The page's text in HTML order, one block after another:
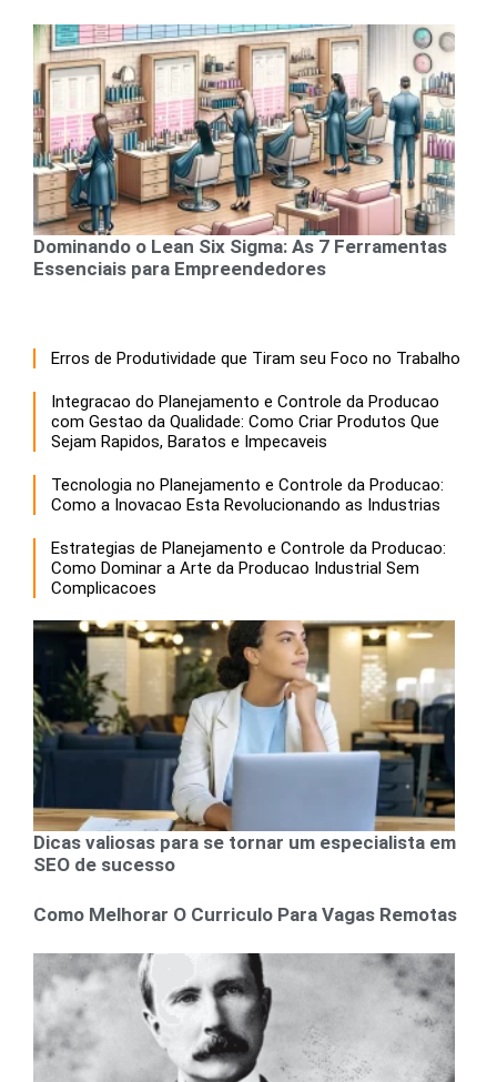
Dominando o Lean Six Sigma: As 7 Ferramentas
Essenciais para Empreendedores
Erros de Produtividade que Tiram seu Foco no Trabalho
Integracao do Planejamento e Controle da Producao
com Gestao da Qualidade: Como Criar Produtos Que
Sejam Rapidos, Baratos e Impecaveis
Tecnologia no Planejamento e Controle da Producao:
Como a Inovacao Esta Revolucionando as Industrias
Estrategias de Planejamento e Controle da Producao:
Como Dominar a Arte da Producao Industrial Sem
Complicacoes
Dicas valiosas para se tornar um especialista em
SEO de sucesso
Como Melhorar O Curriculo Para Vagas Remotas